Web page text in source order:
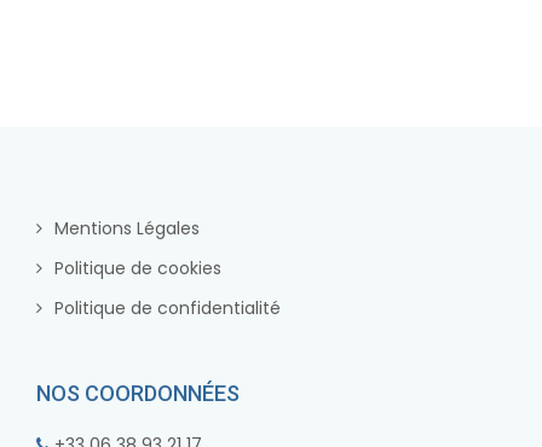
Mentions Légales
Politique de cookies
Politique de confidentialité
NOS COORDONNÉES